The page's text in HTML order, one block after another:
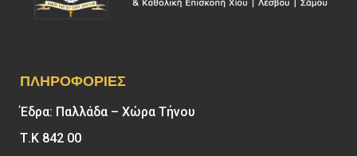
ΠΛΗΡΟΦΟΡΊΕΣ
Έδρα: Παλλάδα – Χώρα Τήνου
Τ.Κ 842 00